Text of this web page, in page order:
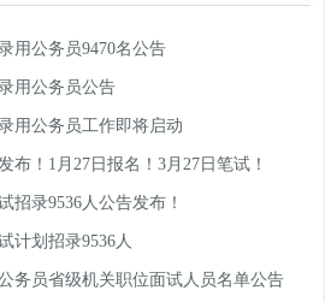
用公务员9470名公告
用公务员公告
用公务员工作即将启动
布！1月27日报名！3月27日笔试！
招录9536人公告发布！
计划招录9536人
务员省级机关职位面试人员名单公告